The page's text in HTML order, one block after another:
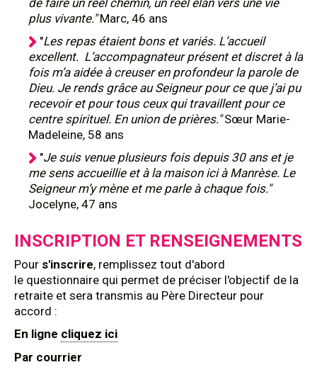
de faire un réel chemin, un réel élan vers une vie
plus vivante."Marc, 46 ans
"Les repas étaient bons et variés. L’accueil
excellent. L’accompagnateur présent et discret à la
fois m’a aidée à creuser en profondeur la parole de
Dieu. Je rends grâce au Seigneur pour ce que j’ai pu
recevoir et pour tous ceux qui travaillent pour ce
centre spirituel. En union de prières."Sœur Marie-
Madeleine, 58 ans
"Je suis venue plusieurs fois depuis 30 ans et je
me sens accueillie et à la maison ici à Manrèse. Le
Seigneur m’y mène et me parle à chaque fois."
Jocelyne, 47 ans
INSCRIPTION ET RENSEIGNEMENTS
Pour s'inscrire, remplissez tout d'abord
le questionnaire qui permet de préciser l'objectif de la
retraite et sera transmis au Père Directeur pour
accord :
En ligne cliquez ici
Par courrier